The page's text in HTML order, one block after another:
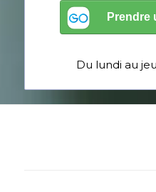
Du lundi au